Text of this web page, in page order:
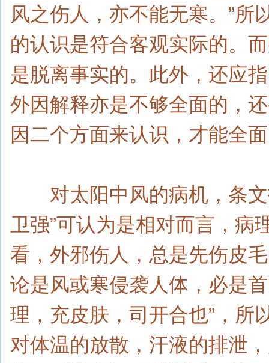
风之伤人，亦不能无寒。”所
的认识是符合客观实际的。
是脱离事实的。此外，还应
外因解释亦是不够全面的，
因二个方面来认识，才能全
对太阳中风的病机，条文
卫强”可认为是相对而言，病
看，外邪伤人，总是先伤皮
论是风或寒侵袭人体，必是
理，充皮肤，司开合也”，所
对体温的放散，汗液的排泄